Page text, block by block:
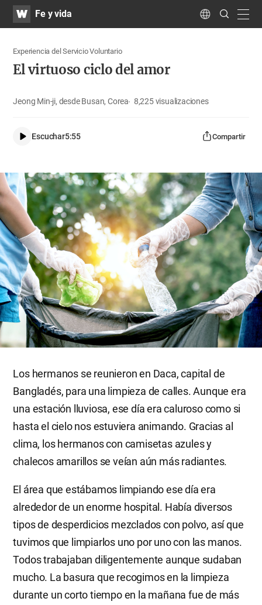
WATVFe y vida Language
Search
Submit
Experiencia del Servicio Voluntario
El virtuoso ciclo del amor
Jeong Min-ji, desde Busan, Corea 8,225visualizaciones
Escuchar5:55 Compartir
Los hermanos se reunieron en Daca, capital de
Bangladés, para una limpieza de calles. Aunque era
una estación lluviosa, ese día era caluroso como si
hasta el cielo nos estuviera animando. Gracias al
clima, los hermanos con camisetas azules y
chalecos amarillos se veían aún más radiantes.
El área que estábamos limpiando ese día era
alrededor de un enorme hospital. Había diversos
tipos de desperdicios mezclados con polvo, así que
tuvimos que limpiarlos uno por uno con las manos.
Todos trabajaban diligentemente aunque sudaban
mucho. La basura que recogimos en la limpieza
durante un corto tiempo en la mañana fue de más